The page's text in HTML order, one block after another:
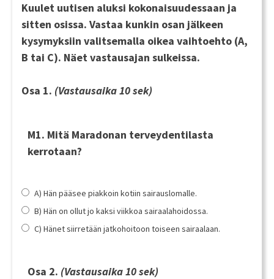
Kuulet uutisen aluksi kokonaisuudessaan ja
sitten osissa. Vastaa kunkin osan jälkeen
kysymyksiin valitsemalla oikea vaihtoehto (A,
B tai C). Näet vastausajan sulkeissa.
Osa 1. (Vastausaika 10 sek)
M1. Mitä Maradonan terveydentilasta
kerrotaan?
A) Hän pääsee piakkoin kotiin sairauslomalle.
B) Hän on ollut jo kaksi viikkoa sairaalahoidossa.
C) Hänet siirretään jatkohoitoon toiseen sairaalaan.
Osa 2. (Vastausaika 10 sek)